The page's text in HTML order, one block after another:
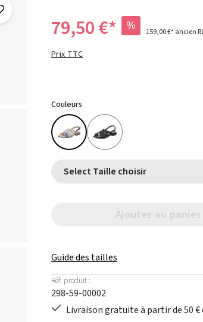
79,50 €* % 159,00 €*ancien
Prix TTC
Couleurs
Select Taille choisir
Ajouter au panier
Guide des tailles
Réf. produit :
298-59-00002
Livraison gratuite à partir de 50 €